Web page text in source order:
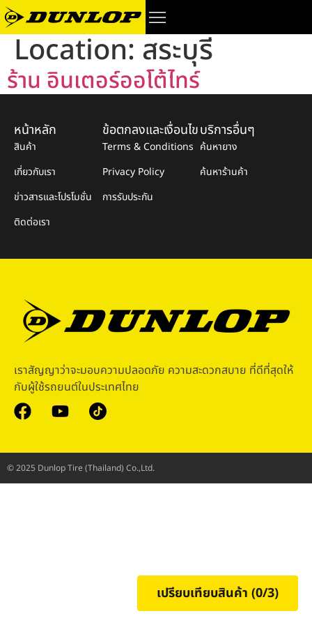
Location: สระบุรี
ร้าน อินเตอร์ออโต้ไทร์
© 2025 Dunlop Tire (Thailand) Co.,Ltd.
เราสัญญาว่าจะมอบความปลอดภัย ความสะดวกสบาย ที่ดีที่สุดให้
กับผู้ใช้รถยนต์ในประเทศไทย
หน้าหลัก
สินค้า
เกี่ยวกับเรา
ข่าวสารและโปรโมชั่น
ติดต่อเรา
ข้อตกลงและเงื่อนไข
Terms & Conditions
Privacy Policy
การรับประกัน
บริการอื่นๆ
ค้นหายาง
ค้นหาร้านค้า
เปรียบเทียบสินค้า (0/3)